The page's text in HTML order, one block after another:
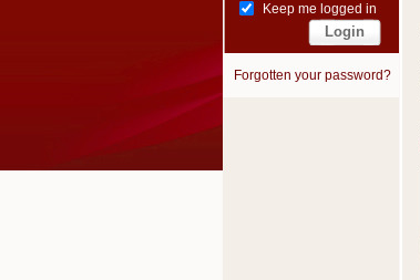
Keep me logged in
Forgotten your password?